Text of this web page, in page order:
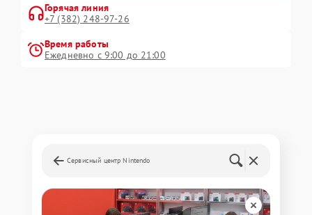
Горячая линия
+7 (382) 248-97-26
Время работы
Ежедневно с 9:00 до 21:00
Сервисный центр Nintendo